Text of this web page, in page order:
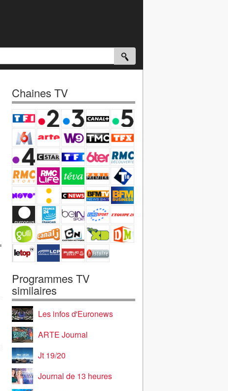
Chaines TV
Programmes TV
similaires
Les infos d'Euronews
ARTE Journal
Jt 19/20
Journal de 13 heures